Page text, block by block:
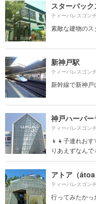
ティーパレスゴン
素敵な建物のス
新神戸駅
ティーパレスゴン
新幹線で新神戸
神戸ハーバ
ティーパレスゴン
👦👧子連れお
りあえずなんで
アトア（átoa
ティーパレスゴン
行ってみたか